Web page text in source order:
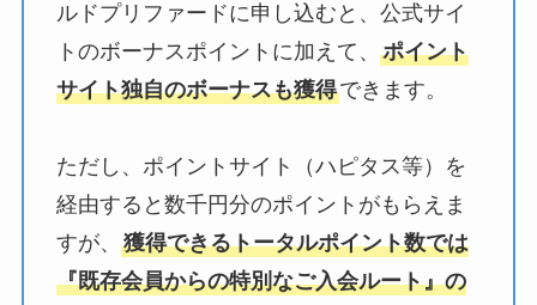
ルドプリファードに申し込むと、公式サイ
トのボーナスポイントに加えて、 ポイント
サイト独自のボーナスも獲得できます。
ただし、ポイントサイト（ハピタス等）を
経由すると数千円分のポイントがもらえま
すが、 獲得できるトータルポイント数では
『既存会員からの特別なご入会ルート』の